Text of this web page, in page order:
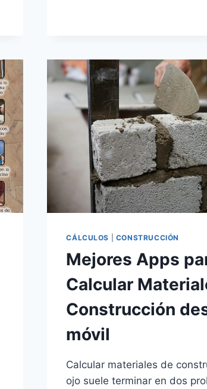
PAREDES
Y
SUPERFICIES
CÁLCULOS CONSTRUCCIÓN
Mejores Apps
Calcular
Construcción
móvil
Calcular materiales de
ojo suele terminar en dos